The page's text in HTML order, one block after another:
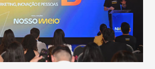
que outros coronavírus”, apontou o
ele, é uma epidemia com chance de
podendo gerar um grande risco à
de saúde. “Precisamos saber fazer a
da doença, para não so...